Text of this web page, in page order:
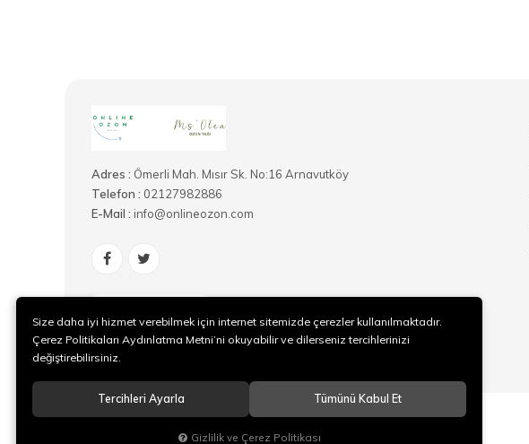
Adres : Ömerli Mah. Mısır Sk. No:16 Arnavutköy
Telefon : 02127982886
E-Mail : info@onlineozon.com
Size daha iyi hizmet verebilmek için internet sitemizde çerezler kullanılmaktadır.
Çerez Politikaları Aydınlatma Metni’ni okuyabilir ve dilerseniz tercihlerinizi
değiştirebilirsiniz.
Tercihleri Ayarla Tümünü Kabul Et
Gizlilik ve Çerez Politikası